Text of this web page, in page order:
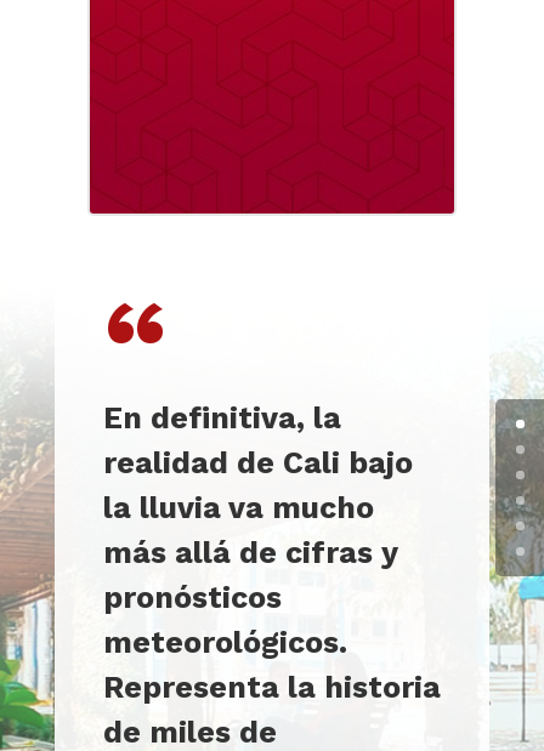
“
En definitiva, la
realidad de Cali bajo
la lluvia va mucho
más allá de cifras y
pronósticos
meteorológicos.
Representa la historia
de miles de